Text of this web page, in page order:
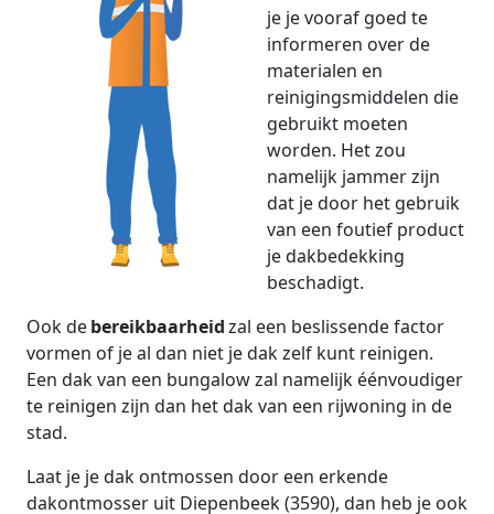
je je vooraf goed te
informeren over de
materialen en
reinigingsmiddelen die
gebruikt moeten
worden. Het zou
namelijk jammer zijn
dat je door het gebruik
van een foutief product
je dakbedekking
beschadigt.
Ook debereikbaarheidzal een beslissende factor
vormen of je al dan niet je dak zelf kunt reinigen.
Een dak van een bungalow zal namelijk éénvoudiger
te reinigen zijn dan het dak van een rijwoning in de
stad.
Laat je je dak ontmossen door een erkende
dakontmosser uit Diepenbeek (3590), dan heb je ook